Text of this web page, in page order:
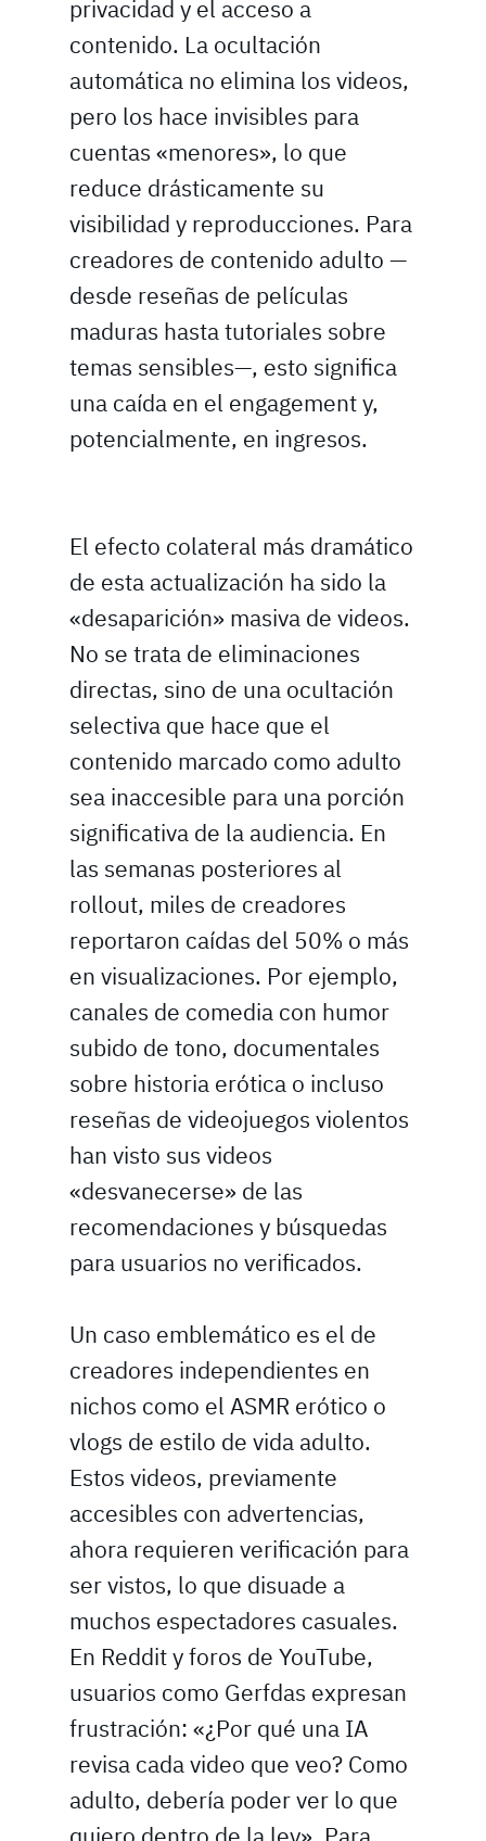
privacidad y el acceso a
contenido. La ocultación
automática no elimina los videos,
pero los hace invisibles para
cuentas «menores», lo que
reduce drásticamente su
visibilidad y reproducciones. Para
creadores de contenido adulto —
desde reseñas de películas
maduras hasta tutoriales sobre
temas sensibles—, esto significa
una caída en el engagement y,
potencialmente, en ingresos.
El efecto colateral más dramático
de esta actualización ha sido la
«desaparición» masiva de videos.
No se trata de eliminaciones
directas, sino de una ocultación
selectiva que hace que el
contenido marcado como adulto
sea inaccesible para una porción
significativa de la audiencia. En
las semanas posteriores al
rollout, miles de creadores
reportaron caídas del 50% o más
en visualizaciones. Por ejemplo,
canales de comedia con humor
subido de tono, documentales
sobre historia erótica o incluso
reseñas de videojuegos violentos
han visto sus videos
«desvanecerse» de las
recomendaciones y búsquedas
para usuarios no verificados.
Un caso emblemático es el de
creadores independientes en
nichos como el ASMR erótico o
vlogs de estilo de vida adulto.
Estos videos, previamente
accesibles con advertencias,
ahora requieren verificación para
ser vistos, lo que disuade a
muchos espectadores casuales.
En Reddit y foros de YouTube,
usuarios como Gerfdas expresan
frustración: «¿Por qué una IA
revisa cada video que veo? Como
adulto, debería poder ver lo que